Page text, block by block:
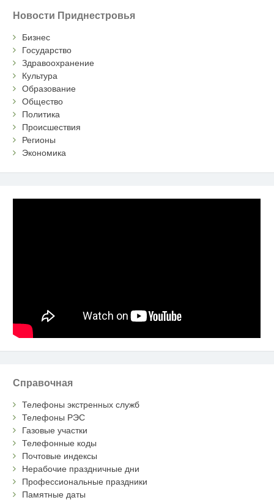
Новости Приднестровья
Бизнес
Государство
Здравоохранение
Культура
Образование
Общество
Политика
Происшествия
Регионы
Экономика
Справочная
Телефоны экстренных служб
Телефоны РЭС
Газовые участки
Телефонные коды
Почтовые индексы
Нерабочие праздничные дни
Профессиональные праздники
Памятные даты